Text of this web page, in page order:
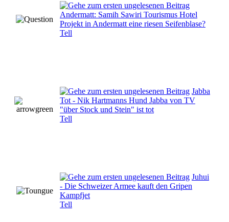
Andermatt: Samih Sawiri Tourismus Hotel
Projekt in Andermatt eine riesen Seifenblase?
Tell
Jabba
Tot - Nik Hartmanns Hund Jabba von TV
"über Stock und Stein" ist tot
Tell
Juhui
- Die Schweizer Armee kauft den Gripen
Kampfjet
Tell